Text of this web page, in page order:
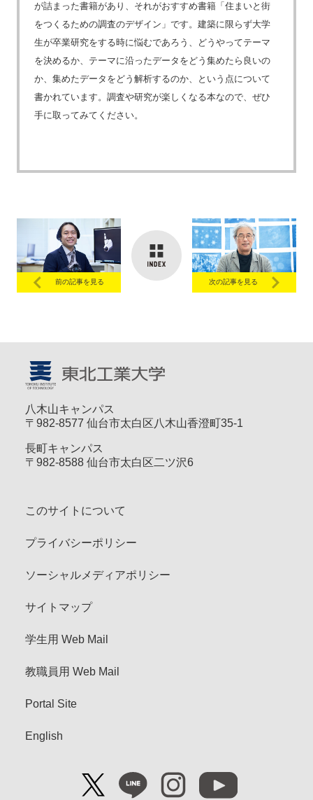
が詰まった書籍があり、それがおすすめ書籍「住まいと街
をつくるための調査のデザイン」です。建築に限らず大学
生が卒業研究をする時に悩むであろう、どうやってテーマ
を決めるか、テーマに沿ったデータをどう集めたら良いの
か、集めたデータをどう解析するのか、という点について
書かれています。調査や研究が楽しくなる本なので、ぜひ
手に取ってみてください。
前の記事を見る 次の記事を見る
八木山キャンパス
〒982-8577 仙台市太白区八木山香澄町35-1
長町キャンパス
〒982-8588 仙台市太白区二ツ沢6
このサイトについて
プライバシーポリシー
ソーシャルメディアポリシー
サイトマップ
学生用 Web Mail
教職員用 Web Mail
Portal Site
English